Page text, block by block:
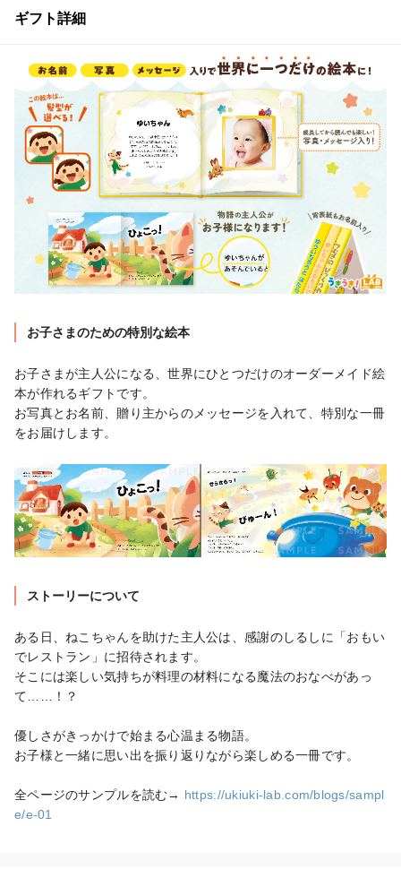
ギフト詳細
お子さまのための特別な絵本
お子さまが主人公になる、世界にひとつだけのオーダーメイド絵
本が作れるギフトです。
お写真とお名前、贈り主からのメッセージを入れて、特別な一冊
ストーリーについて
ある日、ねこちゃんを助けた主人公は、感謝のしるしに「おもい
でレストラン」に招待されます。
そこには楽しい気持ちが料理の材料になる魔法のおなべがあっ
て……！？
優しさがきっかけで始まる心温まる物語。
お子様と一緒に思い出を振り返りながら楽しめる一冊です。
全ページのサンプルを読む→ https://ukiuki-lab.com/blogs/sampl
e/e-01